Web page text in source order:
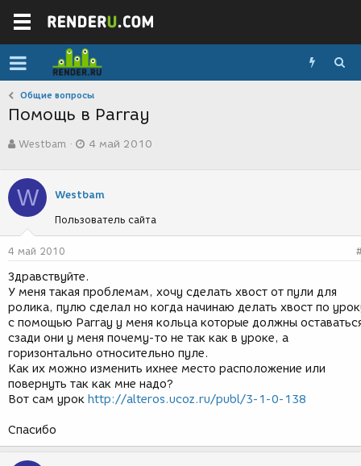
Общие вопросы
Помощь в Parray
в
о
р
т
е
м
ы
Westbam
а
с
з
д
и
я
4 май 2010
W Westbam
Пользователь сайта
4 май 2010
Здравствуйте.
У меня такая проблемам, хочу сделать хвост от пули для
ролика, пулю сделал но когда начинаю делать хвост по
с помощью Parray у меня кольца которые должны
сзади они у меня почему-то не так как в уроке, а
горизонтально относительно пуле.
Как их можно изменить ихнее место расположение или
повернуть так как мне надо?
Вот сам урок http://alteros.ucoz.ru/publ/3-1-0-138
Спасибо